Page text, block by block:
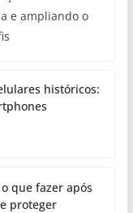
e ampliando o
históricos:
que fazer após
proteger